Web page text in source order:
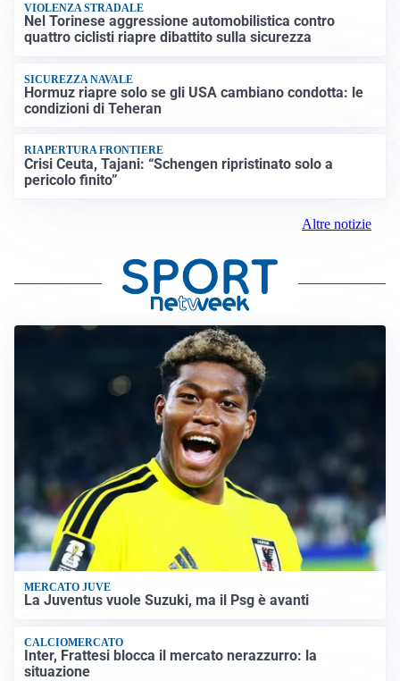
VIOLENZA STRADALE
Nel Torinese aggressione automobilistica contro
quattro ciclisti riapre dibattito sulla sicurezza
SICUREZZA NAVALE
Hormuz riapre solo se gli USA cambiano condotta: le
condizioni di Teheran
RIAPERTURA FRONTIERE
Crisi Ceuta, Tajani: “Schengen ripristinato solo a
pericolo finito”
Altre notizie
MERCATO JUVE
La Juventus vuole Suzuki, ma il Psg è avanti
CALCIOMERCATO
Inter, Frattesi blocca il mercato nerazzurro: la
situazione